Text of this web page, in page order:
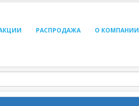
РАСПРОДАЖА О КОМПАНИИ